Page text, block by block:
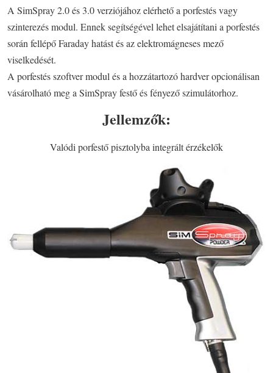
A SimSpray 2.0 és 3.0 verziójához elérhető a porfestés vagy
szinterezés modul. Ennek segítségével lehet elsajátítani a porfestés
során fellépő Faraday hatást és az elektromágneses mező
viselkedését.
A porfestés szoftver modul és a hozzátartozó hardver opcionálisan
vásárolható meg a SimSpray festő és fényező szimulátorhoz.
Jellemzők:
Valódi porfestő pisztolyba integrált érzékelők